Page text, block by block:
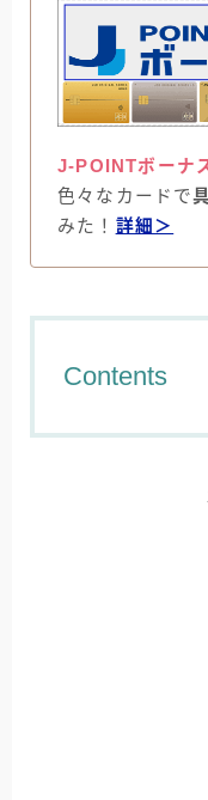
J-POINTボーナ
色々なカードで
みた！ 詳細＞
Contents